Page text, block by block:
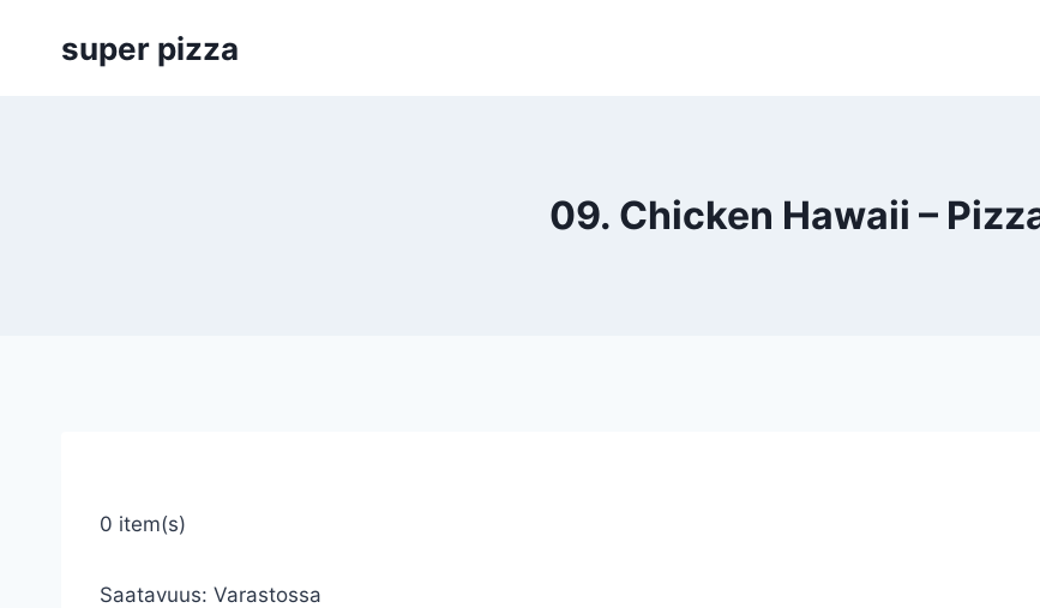
sisältöönsuper pizza
09. Chicken Hawaii –
0 item(s)
Saatavuus: Varastossa